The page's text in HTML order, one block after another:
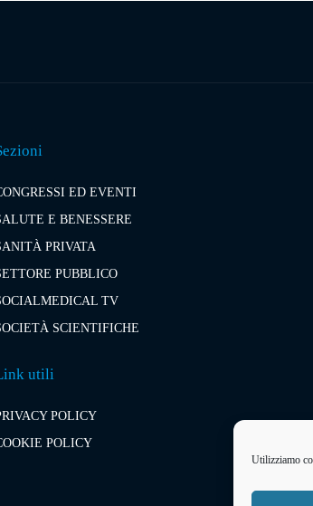
Utilizziamo
ED EVENTI
E BENESSERE
PRIVATA
PUBBLICO
TV
SCIENTIFICHE
utili
POLICY
POLICY